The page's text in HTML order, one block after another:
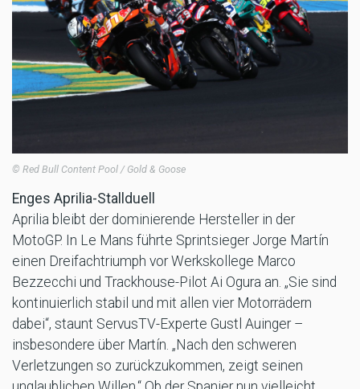
© Red Bull Content Pool / Gold & Goose
Enges Aprilia-Stallduell
Aprilia bleibt der dominierende Hersteller in der
MotoGP. In Le Mans führte Sprintsieger Jorge Martín
einen Dreifachtriumph vor Werkskollege Marco
Bezzecchi und Trackhouse-Pilot Ai Ogura an. „Sie sind
kontinuierlich stabil und mit allen vier Motorrädern
dabei“, staunt ServusTV-Experte Gustl Auinger –
insbesondere über Martín. „Nach den schweren
Verletzungen so zurückzukommen, zeigt seinen